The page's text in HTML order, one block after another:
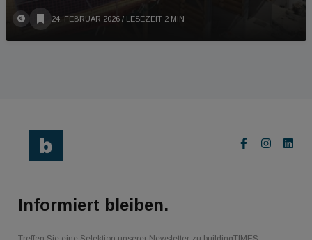
24. FEBRUAR 2026 / LESEZEIT 2 MIN
Informiert bleiben.